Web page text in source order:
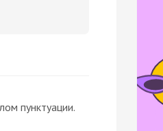
пунктуации.